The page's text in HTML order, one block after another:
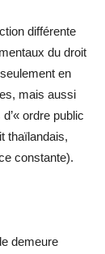
différente
du droit
en
mais aussi
ordre public
thaïlandais,
constante).
demeure